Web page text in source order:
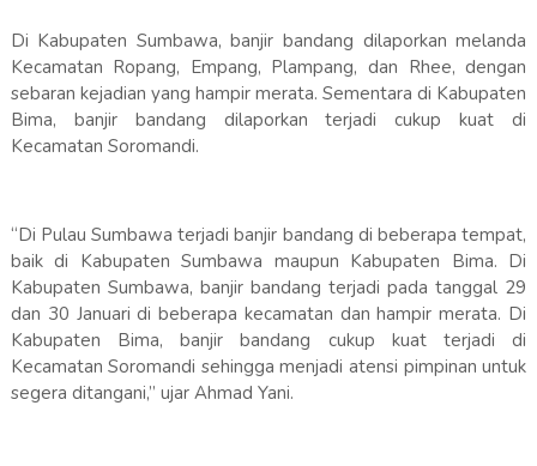
Di Kabupaten Sumbawa, banjir bandang dilaporkan melanda
Kecamatan Ropang, Empang, Plampang, dan Rhee, dengan
sebaran kejadian yang hampir merata. Sementara di Kabupaten
Bima, banjir bandang dilaporkan terjadi cukup kuat di
Kecamatan Soromandi.
“Di Pulau Sumbawa terjadi banjir bandang di beberapa tempat,
baik di Kabupaten Sumbawa maupun Kabupaten Bima. Di
Kabupaten Sumbawa, banjir bandang terjadi pada tanggal 29
dan 30 Januari di beberapa kecamatan dan hampir merata. Di
Kabupaten Bima, banjir bandang cukup kuat terjadi di
Kecamatan Soromandi sehingga menjadi atensi pimpinan untuk
segera ditangani,” ujar Ahmad Yani.